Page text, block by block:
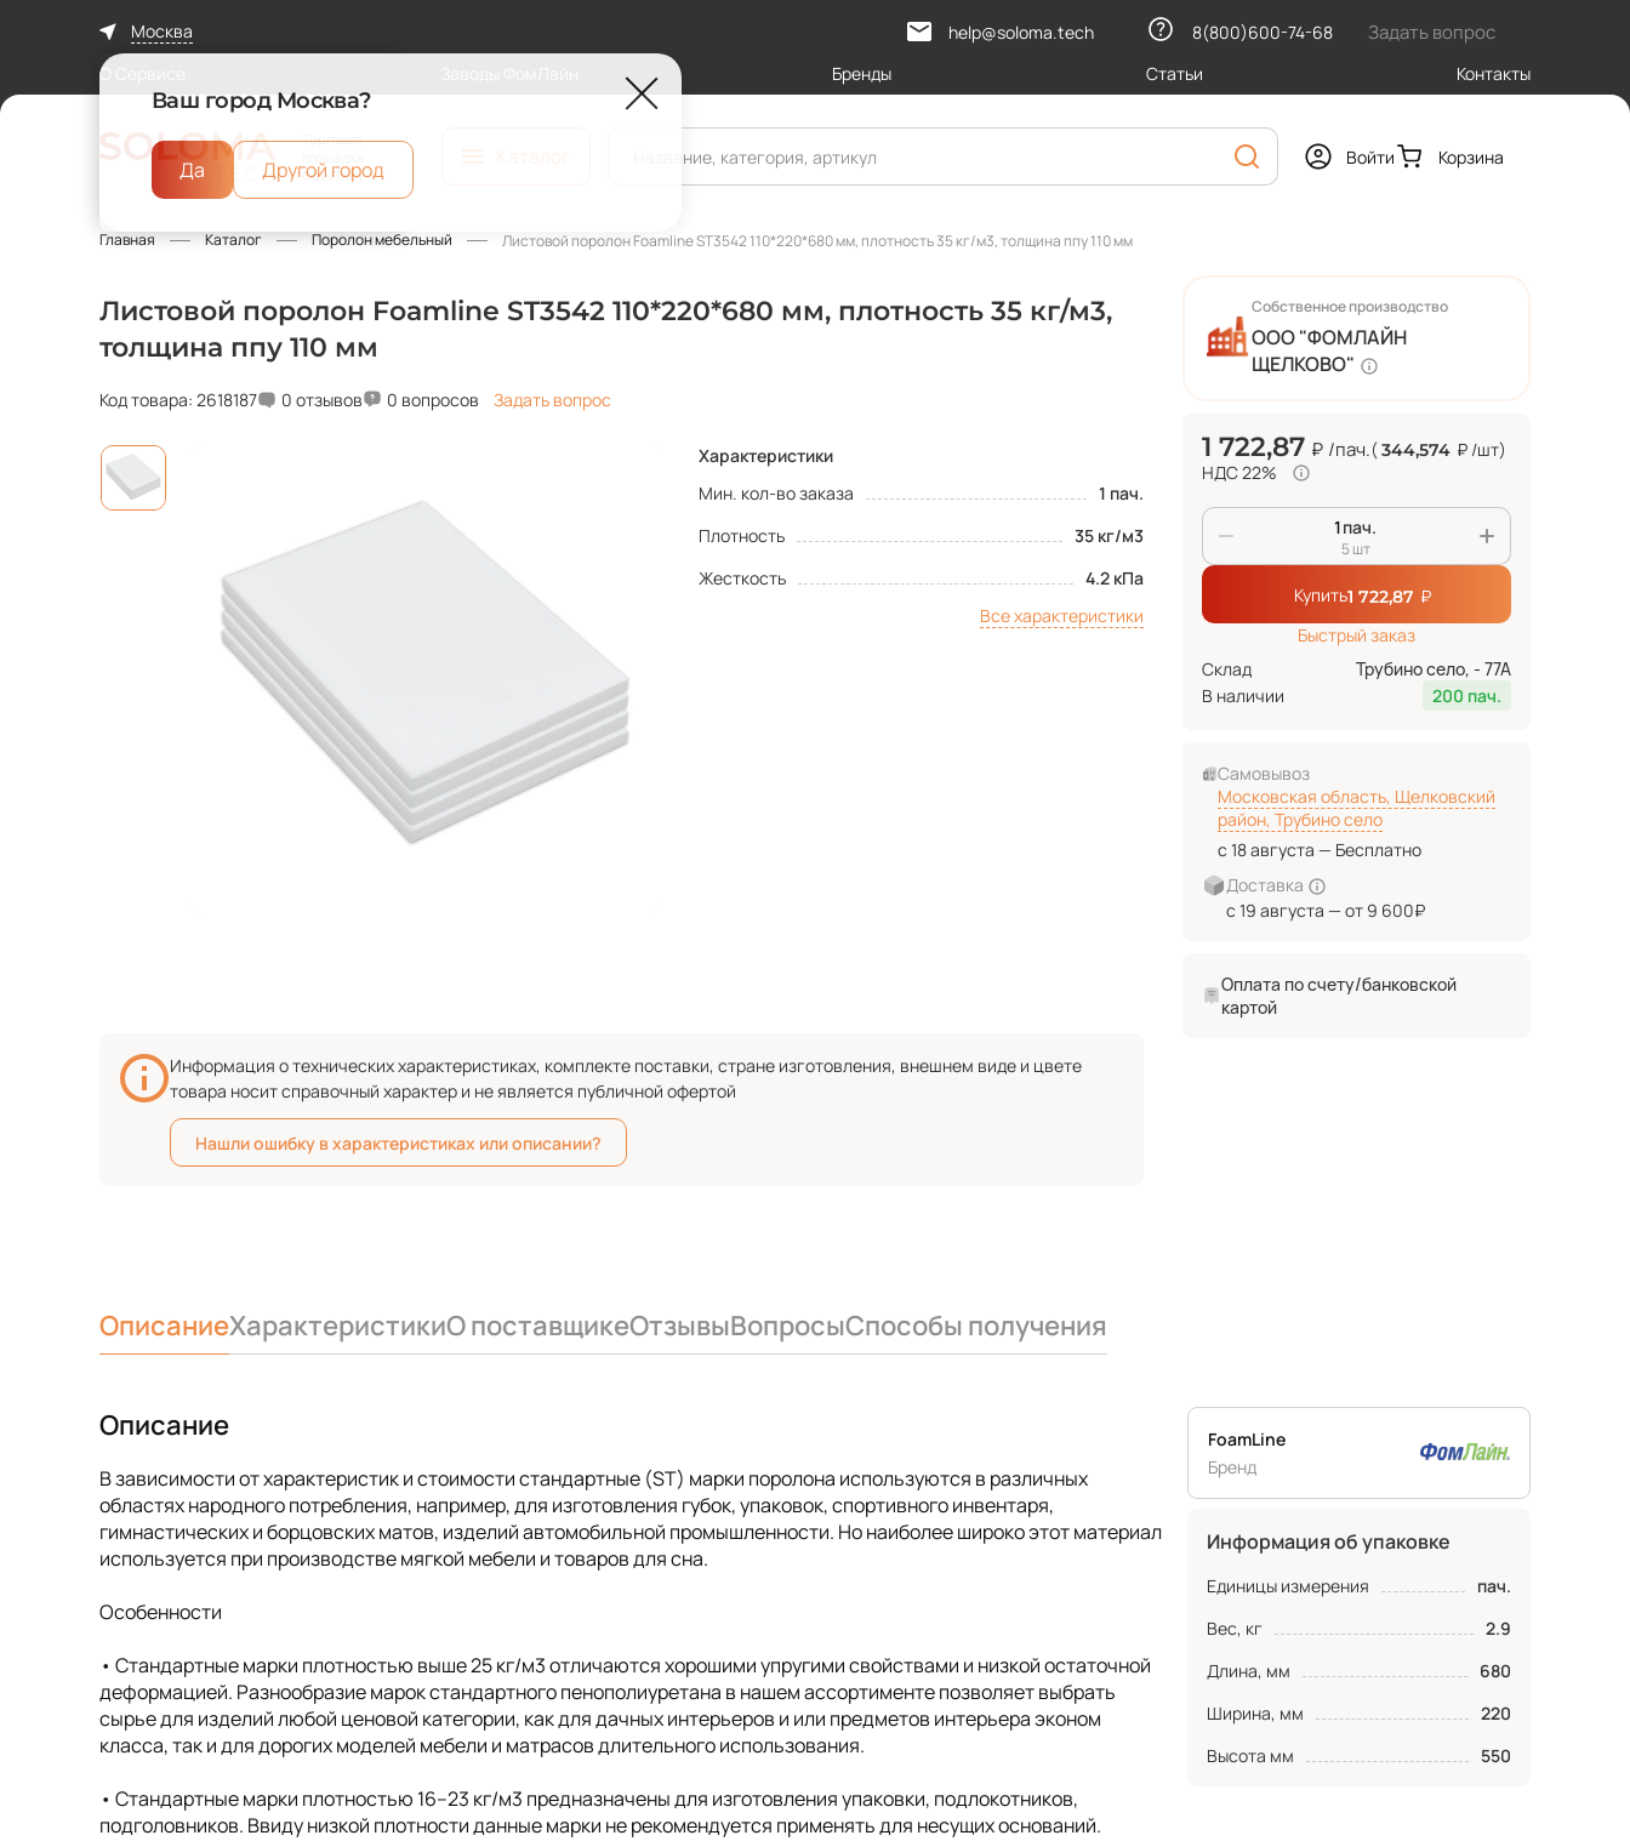
Москва help@soloma.tech 8(800)600-74-68 Задать вопрос
О Сервисе Бренды Статьи Контакты
Торговая
ФомЛайн
Войти Корзина
Главная Каталог Поролон мебельный Листовой поролон Foamline ST3542 110*220*680 мм, плотность 35 кг/м3, толщина ппу 110 мм
Листовой поролон Foamline ST3542 110*220*680 мм, плотность 35 кг/м3,
толщина ппу 110 мм
Код товара: 2618187 0 отзывов 0 вопросов Задать вопрос
Характеристики
Мин. кол-во заказа
1 пач.
Плотность
35 кг/м3
Жесткость
4.2 кПа
Все характеристики
Собственное производство
ООО "ФОМЛАЙН
ЩЕЛКОВО"
1 722,87 ₽ /пач.(344,574 ₽ /шт)
НДС 22%
пач.
5 шт
Купить1 722,87 ₽
Быстрый заказ
Склад
Трубино село, - 77А
В наличии
200 пач.
Самовывоз
Московская область, Щелковский
район, Трубино село
с 18 августа — Бесплатно
Доставка
с 19 августа — от 9 600₽
Оплата по счету/банковской
картой
Информация о технических характеристиках, комплекте поставки, стране изготовления, внешнем виде и цвете
товара носит справочный характер и не является публичной офертой
Нашли ошибку в характеристиках или описании?
ОписаниеХарактеристикиО поставщикеОтзывыВопросыСпособы получения
Описание
В зависимости от характеристик и стоимости стандартные (ST) марки поролона используются в различных
областях народного потребления, например, для изготовления губок, упаковок, спортивного инвентаря,
гимнастических и борцовских матов, изделий автомобильной промышленности. Но наиболее широко этот материал
используется при производстве мягкой мебели и товаров для сна.
Особенности
• Cтандартные марки плотностью выше 25 кг/м3 отличаются хорошими упругими свойствами и низкой остаточной
деформацией. Разнообразие марок стандартного пенополиуретана в нашем ассортименте позволяет выбрать
сырье для изделий любой ценовой категории, как для дачных интерьеров и или предметов интерьера эконом
класса, так и для дорогих моделей мебели и матрасов длительного использования.
• Cтандартные марки плотностью 16–23 кг/м3 предназначены для изготовления упаковки, подлокотников,
подголовников. Ввиду низкой плотности данные марки не рекомендуется применять для несущих оснований.
FoamLine
Бренд
Информация об упаковке
Единицы измерения
пач.
Вес, кг
2.9
Длина, мм
680
Ширина, мм
220
Высота мм
550
Ваш город Москва?
Да Другой город